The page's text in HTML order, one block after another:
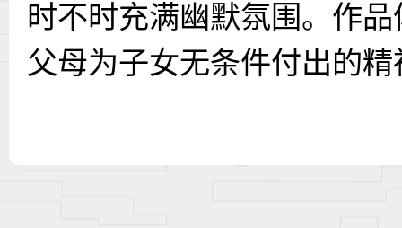
时不时充满幽默氛围。作
父母为子女无条件付出的